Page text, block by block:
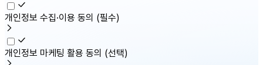
개인정보 수집·이용 동의 (필수)
개인정보 마케팅 활용 동의 (선택)